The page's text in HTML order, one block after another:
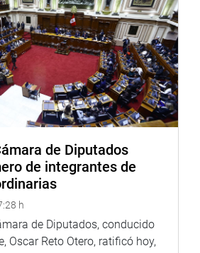
de Diputados
de integrantes de
h
de Diputados, conducido
Oscar Reto Otero, ratificó hoy,